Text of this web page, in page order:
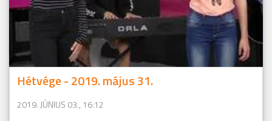
Hétvége - 2019. május 31.
2019. JÚNIUS 03., 16:12